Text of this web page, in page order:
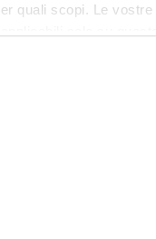
quali scopi. Le
il proprio
Dichiarazione sui
informazioni sulla
con
MASTER E